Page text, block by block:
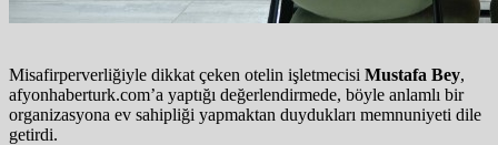
Misafirperverliğiyle dikkat çeken otelin işletmecisi Mustafa Bey,
afyonhaberturk.com’a yaptığı değerlendirmede, böyle anlamlı bir
organizasyona ev sahipliği yapmaktan duydukları memnuniyeti dile
getirdi.